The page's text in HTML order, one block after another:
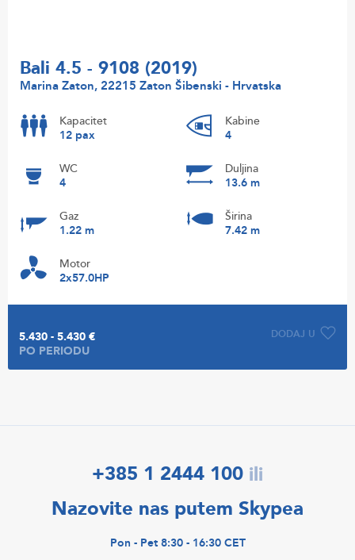
Bali 4.5 - 9108 (2019)
Marina Zaton, 22215 Zaton Šibenski - Hrvatska
Kapacitet
12 pax
Kabine
4
WC
4
Duljina
13.6 m
Gaz
1.22 m
Širina
7.42 m
Motor
2x57.0HP
DODAJ U
5.430 - 5.430 €
PO PERIODU
+385 1 2444 100 ili
Nazovite nas putem Skypea
Pon - Pet 8:30 - 16:30 CET